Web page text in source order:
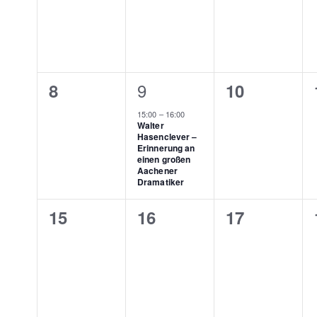
0
Veranstaltungen,
8
1
Veranstaltung,
9
15:00 – 16:00
Walter
Hasenclever –
Erinnerung an
einen großen
Aachener
Dramatiker
0
10
0
15
0
16
0
17